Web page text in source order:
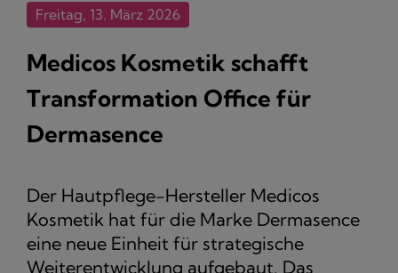
Freitag, 13. März 2026
Medicos Kosmetik schafft
Transformation Office für
Dermasence
Der Hautpflege-Hersteller Medicos
Kosmetik hat für die Marke Dermasence
eine neue Einheit für strategische
Weiterentwicklung aufgebaut. Das